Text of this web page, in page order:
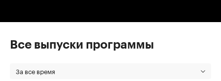
Все выпуски программы
За все время